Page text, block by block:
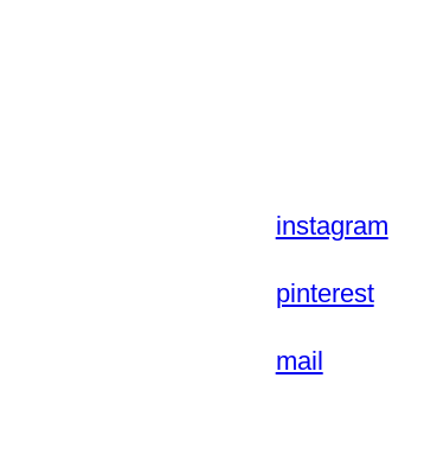
instagram
pinterest
mail